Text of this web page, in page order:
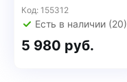
Код: 155312
Есть в наличии (20)
5 980 руб.